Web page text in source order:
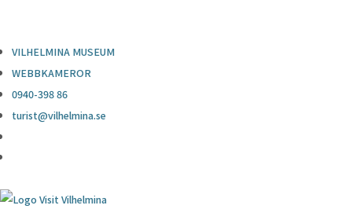
VILHELMINA MUSEUM
WEBBKAMEROR
0940-398 86
turist@vilhelmina.se